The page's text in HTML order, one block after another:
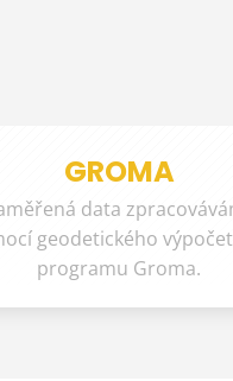
GROMA
data
geodetického
programu Groma.